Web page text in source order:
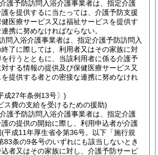
護予防訪問入浴介護事業者は、指定介護
を提供するに当たっては、介護予防支援
医療サービス又は福祉サービスを提供す
携に努めなければならない。
問入浴介護事業者は、指定介護予防訪問入
了に際しては、利用者又はその家族に対
を行うとともに、当該利用者に係る介護予
する情報の提供及び保健医療サービス又
提供する者との密接な連携に努めなけれ
成27年条例13号〕)
ス費の支給を受けるための援助)
護予防訪問入浴介護事業者は、指定介護
の提供の開始に際し、利用申込者が介護
(平成11年厚生省令第36号。以下「施行規
83条の9各号のいずれにも該当しないとき
者又はその家族に対し、介護予防サービ